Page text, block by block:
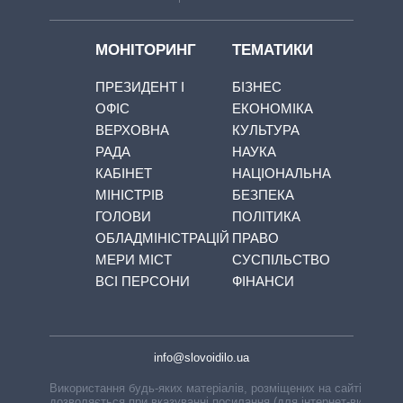
МОНІТОРИНГ
ПРЕЗИДЕНТ І
ОФІС
ВЕРХОВНА
РАДА
КАБІНЕТ
МІНІСТРІВ
ГОЛОВИ
ОБЛАДМІНІСТРАЦІЙ
МЕРИ МІСТ
ВСІ ПЕРСОНИ
ТЕМАТИКИ
БІЗНЕС
ЕКОНОМІКА
КУЛЬТУРА
НАУКА
НАЦІОНАЛЬНА
БЕЗПЕКА
ПОЛІТИКА
ПРАВО
СУСПІЛЬСТВО
ФІНАНСИ
info@slovoidilo.ua
Використання будь-яких матеріалів, розміщених на сайті,